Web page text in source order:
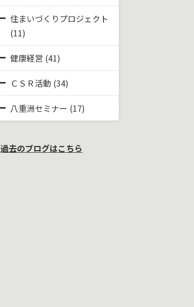
住まいづくりプロジェクト
(11)
健康経営 (41)
ＣＳＲ活動 (34)
八重洲セミナー (17)
過去のブログはこちら